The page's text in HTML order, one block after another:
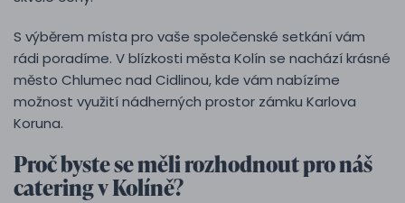
S výběrem místa pro vaše společenské setkání vám
rádi poradíme. V blízkosti města Kolín se nachází krásné
město Chlumec nad Cidlinou, kde vám nabízíme
možnost využití nádherných prostor zámku Karlova
Koruna.
Proč byste se měli rozhodnout pro náš
catering v Kolíně?